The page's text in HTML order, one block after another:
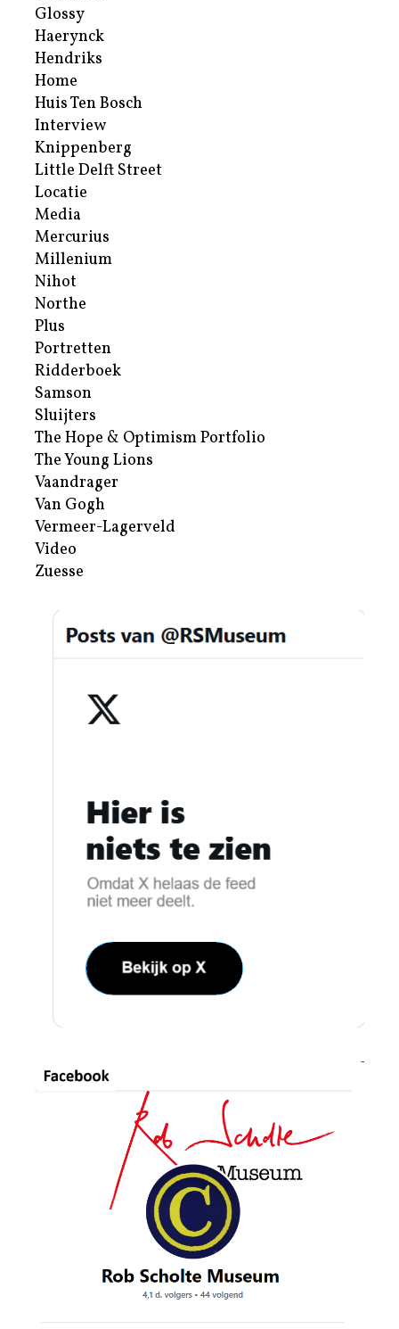
Glossy
Haerynck
Hendriks
Home
Huis Ten Bosch
Interview
Knippenberg
Little Delft Street
Locatie
Media
Mercurius
Millenium
Nihot
Northe
Plus
Portretten
Ridderboek
Samson
Sluijters
The Hope & Optimism Portfolio
The Young Lions
Vaandrager
Van Gogh
Vermeer-Lagerveld
Video
Zuesse